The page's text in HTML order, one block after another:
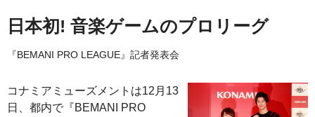
日本初! 音楽ゲームのプロリーグ
『BEMANI PRO LEAGUE』記者発表会
コナミアミューズメントは12月13
日、都内で『BEMANI PRO